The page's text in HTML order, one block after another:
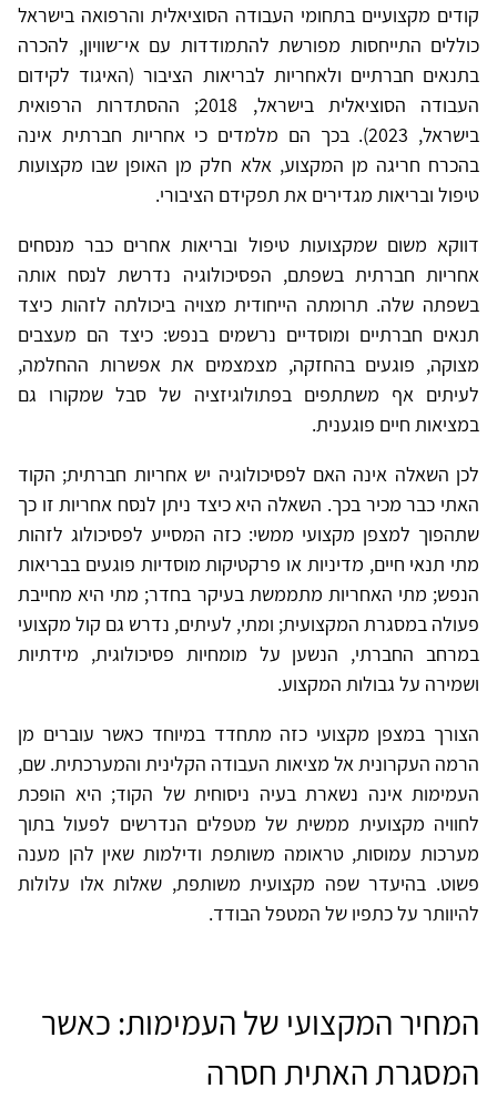
קודים מקצועיים בתחומי העבודה הסוציאלית והרפואה בישראל
כוללים התייחסות מפורשת להתמודדות עם אי־שוויון, להכרה
בתנאים חברתיים ולאחריות לבריאות הציבור (האיגוד לקידום
העבודה הסוציאלית בישראל, 2018; ההסתדרות הרפואית
בישראל, 2023). בכך הם מלמדים כי אחריות חברתית אינה
בהכרח חריגה מן המקצוע, אלא חלק מן האופן שבו מקצועות
טיפול ובריאות מגדירים את תפקידם הציבורי.
דווקא משום שמקצועות טיפול ובריאות אחרים כבר מנסחים
אחריות חברתית בשפתם, הפסיכולוגיה נדרשת לנסח אותה
בשפתה שלה. תרומתה הייחודית מצויה ביכולתה לזהות כיצד
תנאים חברתיים ומוסדיים נרשמים בנפש: כיצד הם מעצבים
מצוקה, פוגעים בהחזקה, מצמצמים את אפשרות ההחלמה,
לעיתים אף משתתפים בפתולוגיזציה של סבל שמקורו גם
במציאות חיים פוגענית.
לכן השאלה אינה האם לפסיכולוגיה יש אחריות חברתית; הקוד
האתי כבר מכיר בכך. השאלה היא כיצד ניתן לנסח אחריות זו כך
שתהפוך למצפן מקצועי ממשי: כזה המסייע לפסיכולוג לזהות
מתי תנאי חיים, מדיניות או פרקטיקות מוסדיות פוגעים בבריאות
הנפש; מתי האחריות מתממשת בעיקר בחדר; מתי היא מחייבת
פעולה במסגרת המקצועית; ומתי, לעיתים, נדרש גם קול מקצועי
במרחב החברתי, הנשען על מומחיות פסיכולוגית, מידתיות
ושמירה על גבולות המקצוע.
הצורך במצפן מקצועי כזה מתחדד במיוחד כאשר עוברים מן
הרמה העקרונית אל מציאות העבודה הקלינית והמערכתית. שם,
העמימות אינה נשארת בעיה ניסוחית של הקוד; היא הופכת
לחוויה מקצועית ממשית של מטפלים הנדרשים לפעול בתוך
מערכות עמוסות, טראומה משותפת ודילמות שאין להן מענה
פשוט. בהיעדר שפה מקצועית משותפת, שאלות אלו עלולות
להיוותר על כתפיו של המטפל הבודד.
המחיר המקצועי של העמימות: כאשר
המסגרת האתית חסרה